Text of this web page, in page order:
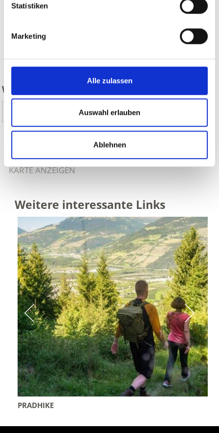
Statistiken
Marketing
Alle zulassen
Auswahl erlauben
Ablehnen
zurück
WAR DER INHALT FÜR SIE HILFREICH?
KARTE ANZEIGEN
Weitere interessante Links
PRADHIKE